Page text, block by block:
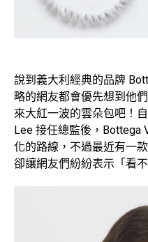
說到義大利經典的品牌
略的網友都會優先想到他
來大紅一波的雲朵包吧！
Lee 接任總監後，Bottega
化的路線，不過最近有一
卻讓網友們紛紛表示「看不